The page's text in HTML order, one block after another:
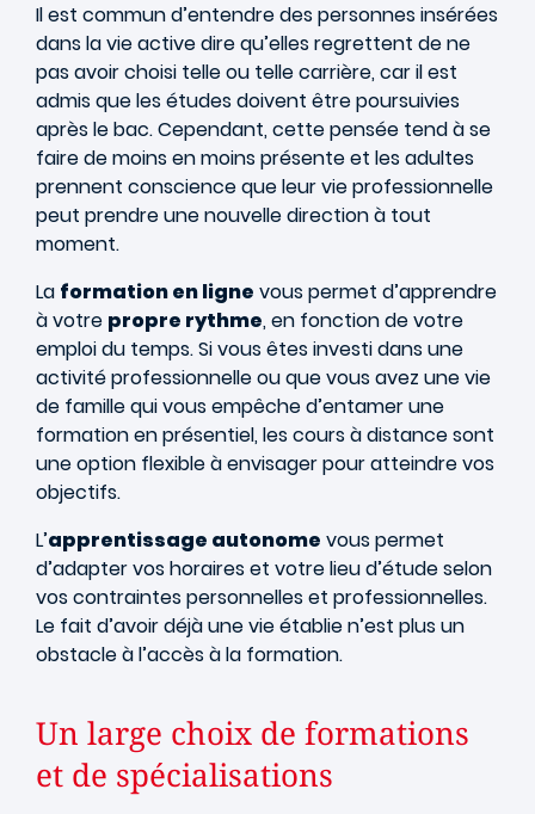
Il est commun d’entendre des personnes insérées
dans la vie active dire qu’elles regrettent de ne
pas avoir choisi telle ou telle carrière, car il est
admis que les études doivent être poursuivies
après le bac. Cependant, cette pensée tend à se
faire de moins en moins présente et les adultes
prennent conscience que leur vie professionnelle
peut prendre une nouvelle direction à tout
moment.
La formation en ligne vous permet d’apprendre
à votre propre rythme, en fonction de votre
emploi du temps. Si vous êtes investi dans une
activité professionnelle ou que vous avez une vie
de famille qui vous empêche d’entamer une
formation en présentiel, les cours à distance sont
une option flexible à envisager pour atteindre vos
objectifs.
L’apprentissage autonome vous permet
d’adapter vos horaires et votre lieu d’étude selon
vos contraintes personnelles et professionnelles.
Le fait d’avoir déjà une vie établie n’est plus un
obstacle à l’accès à la formation.
Un large choix de formations
et de spécialisations